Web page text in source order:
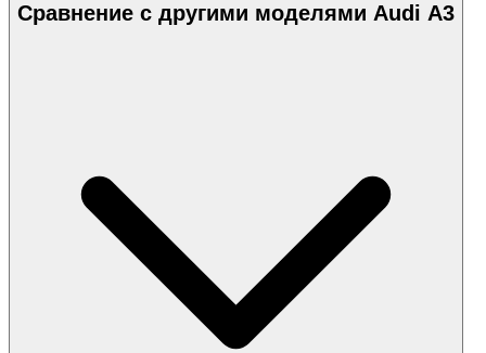
Сравнение с другими моделями Audi A3